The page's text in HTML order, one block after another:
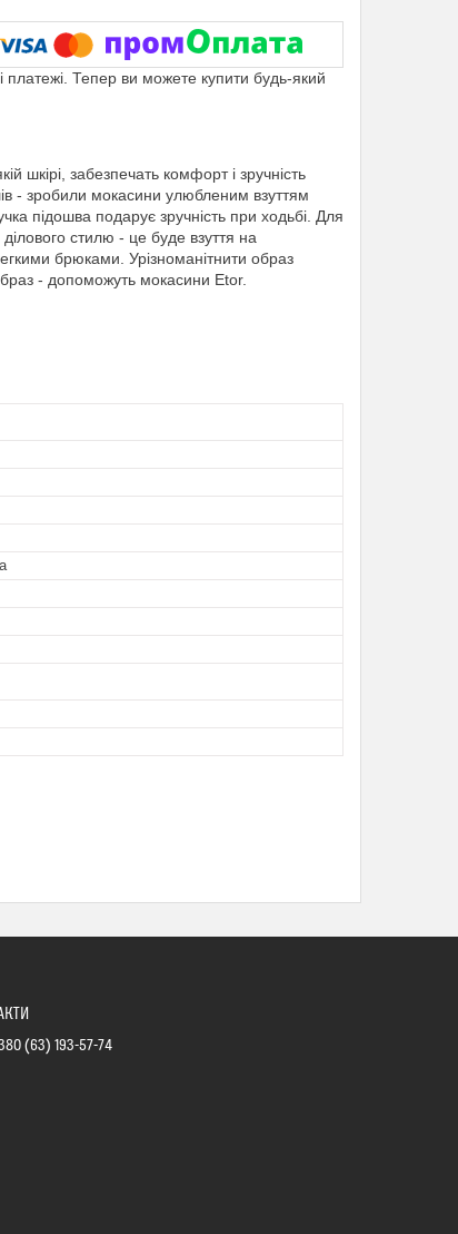
платежі. Тепер ви можете купити будь-який
шкірі, забезпечать комфорт і зручність
- зробили мокасини улюбленим взуттям
підошва подарує зручність при ходьбі. Для
стилю - це буде взуття на
брюками. Урізноманітнити образ
- допоможуть мокасини Etor.
(63) 193-57-74